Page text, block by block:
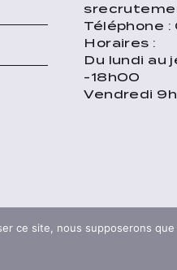
Téléphone
Horaires :
Du lundi au
-18h00
Vendredi
ce site, nous supposerons